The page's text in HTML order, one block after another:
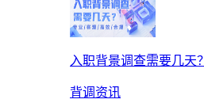
入职背景调查需要几天？
背调资讯